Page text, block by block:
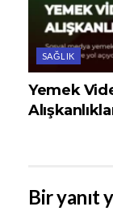
SAĞLIK
Yemek
Bir yanıt